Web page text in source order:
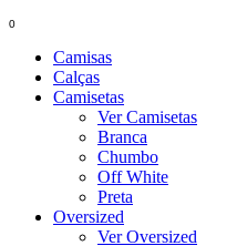
0
Camisas
Calças
Camisetas
Ver Camisetas
Branca
Chumbo
Off White
Preta
Oversized
Ver Oversized